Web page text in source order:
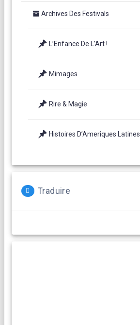
Archives Des Festivals
L’Enfance De L’Art !
Mimages
Rire & Magie
Histoires D’Ameriques Latines
Traduire